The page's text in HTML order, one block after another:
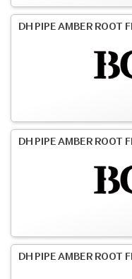
DH PIPE AMBER ROOT
DH PIPE AMBER ROOT
DH PIPE AMBER ROOT